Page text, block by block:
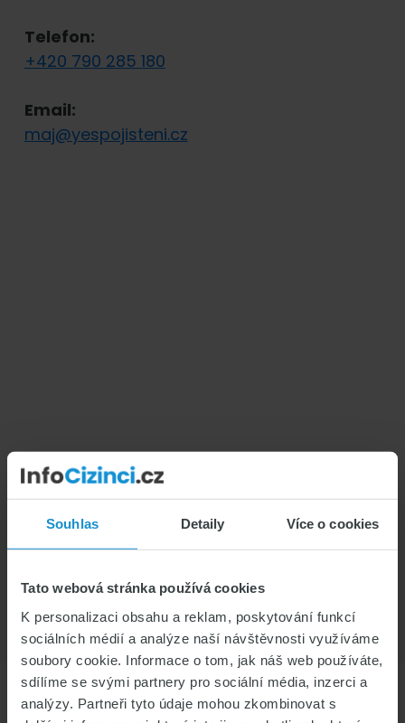
Souhlas Detaily Více o cookies
Tato webová stránka používá cookies
K personalizaci obsahu a reklam, poskytování funkcí
sociálních médií a analýze naší návštěvnosti využíváme
soubory cookie. Informace o tom, jak náš web používáte,
sdílíme se svými partnery pro sociální média, inzerci a
analýzy. Partneři tyto údaje mohou zkombinovat s
Telefon:
+420 790 285 180
Email:
maj@yespojisteni.cz